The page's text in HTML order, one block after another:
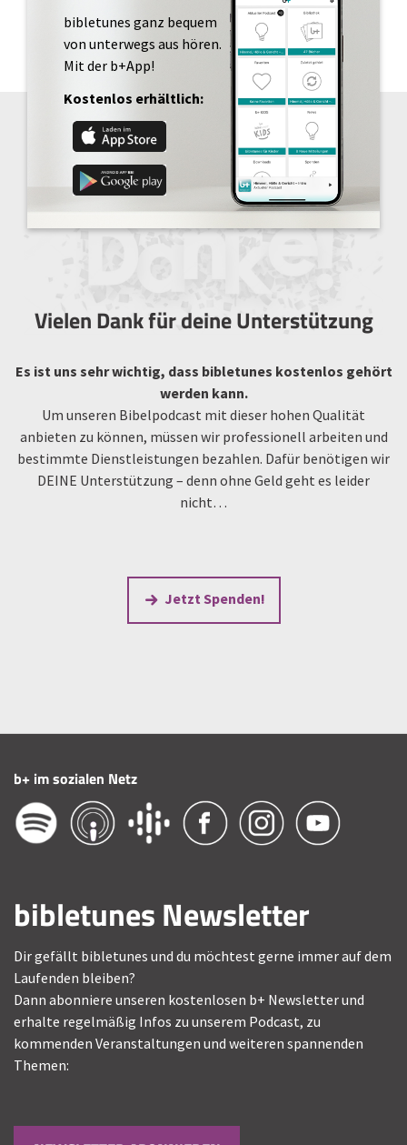
bibletunes ganz bequem
von unterwegs aus hören.
Mit der b+App!
Kostenlos erhältlich:
Vielen Dank für deine Unterstützung
Es ist uns sehr wichtig, dass bibletunes kostenlos gehört
werden kann.
Um unseren Bibelpodcast mit dieser hohen Qualität
anbieten zu können, müssen wir professionell arbeiten und
bestimmte Dienstleistungen bezahlen. Dafür benötigen wir
DEINE Unterstützung – denn ohne Geld geht es leider
nicht…
Jetzt Spenden!
b+ im sozialen Netz
bibletunes Newsletter
Dir gefällt bibletunes und du möchtest gerne immer auf dem
Laufenden bleiben?
Dann abonniere unseren kostenlosen b+ Newsletter und
erhalte regelmäßig Infos zu unserem Podcast, zu
kommenden Veranstaltungen und weiteren spannenden
Themen: